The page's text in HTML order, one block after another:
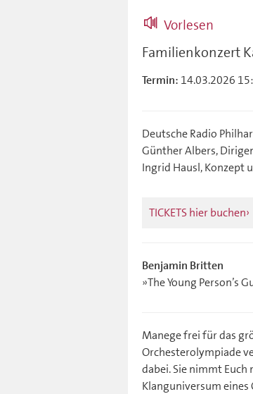
Vorlesen
Familienkonzert
Termin: 14.03.2026
Deutsche Radio
Günther Albers,
Ingrid Hausl, Konzept
TICKETS hier buchen
Benjamin Britten
»The Young Person’s
Manege frei für das
Orchesterolympiade
dabei. Sie nimmt
Klanguniversum eines